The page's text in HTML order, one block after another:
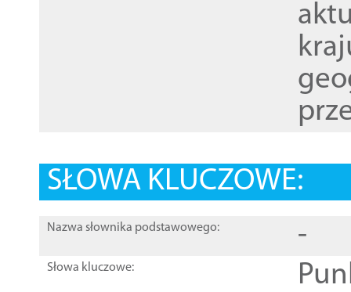
SŁOWA KLUCZOWE:
Nazwa słownika podstawowego: -
Słowa kluczowe: